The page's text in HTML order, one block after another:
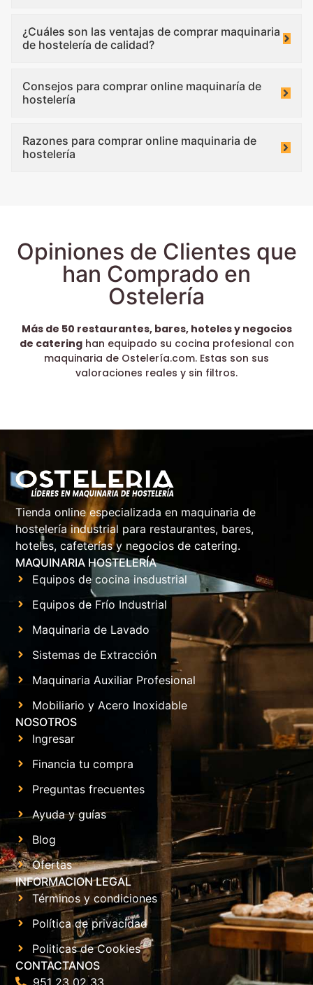
¿Cuáles son las ventajas de comprar maquinaria
de hostelería de calidad?
Consejos para comprar online maquinaría de
hostelería
Razones para comprar online maquinaria de
hostelería
Opiniones de Clientes que
han Comprado en
Ostelería
Más de 50 restaurantes, bares, hoteles y negocios
de cateringhan equipado su cocina profesional con
maquinaria de Ostelería.com. Estas son sus
valoraciones reales y sin filtros.
Tienda online especializada en maquinaria de
hostelería industrial para restaurantes, bares,
hoteles, cafeterías y negocios de catering.
MAQUINARIA HOSTELERÍA
Equipos de cocina insdustrial
Equipos de Frío Industrial
Maquinaria de Lavado
Sistemas de Extracción
Maquinaria Auxiliar Profesional
Mobiliario y Acero Inoxidable
NOSOTROS
Ingresar
Financia tu compra
Preguntas frecuentes
Ayuda y guías
Blog
Ofertas
INFORMACION LEGAL
Términos y condiciones
Política de privacidad
Politicas de Cookies
CONTACTANOS
951 23 02 33